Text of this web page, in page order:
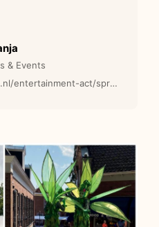
ze nog
& Events
www.primaentertainment.nl/entertainment-act/sprankelende-dames-steltenlopers/